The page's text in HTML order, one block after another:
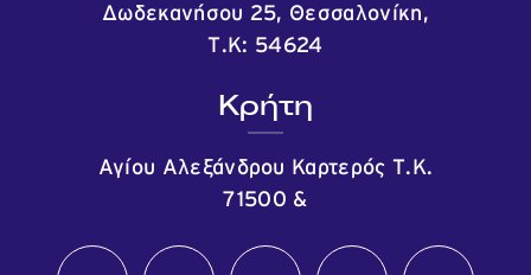
Δωδεκανήσου 25, Θεσσαλονίκη,
Τ.Κ: 54624
Κρήτη
Αγίου Αλεξάνδρου Καρτερός Τ.Κ.
71500 &